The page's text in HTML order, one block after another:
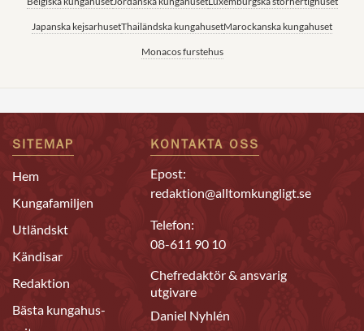
Japanska kejsarhusetThailändska kungahusetMarockanska kungahuset
Monacos furstehus
SITEMAP
Hem
Kungafamiljen
Utländskt
Kändisar
Redaktion
Bästa kungahus-
KONTAKTA OSS
Epost:
redaktion@alltomkungligt.se
Telefon:
08-611 90 10
Chefredaktör & ansvarig
utgivare
Daniel Nyhlén